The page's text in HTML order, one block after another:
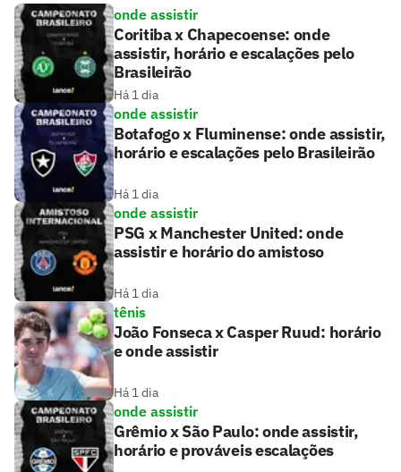
onde assistir
Coritiba x Chapecoense: onde
assistir, horário e escalações pelo
Brasileirão
Há 1 dia
onde assistir
Botafogo x Fluminense: onde assistir,
horário e escalações pelo Brasileirão
Há 1 dia
onde assistir
PSG x Manchester United: onde
assistir e horário do amistoso
Há 1 dia
tênis
João Fonseca x Casper Ruud: horário
e onde assistir
Há 1 dia
onde assistir
Grêmio x São Paulo: onde assistir,
horário e prováveis escalações